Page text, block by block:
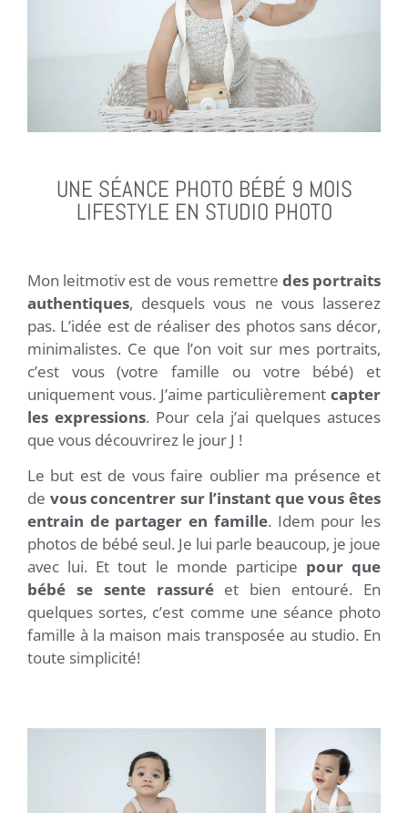
UNE SÉANCE PHOTO BÉBÉ 9 MOIS
LIFESTYLE EN STUDIO PHOTO
Mon leitmotiv est de vous remettre des portraits
authentiques, desquels vous ne vous lasserez
pas. L’idée est de réaliser des photos sans décor,
minimalistes. Ce que l’on voit sur mes portraits,
c’est vous (votre famille ou votre bébé) et
uniquement vous. J’aime particulièrement capter
les expressions. Pour cela j’ai quelques astuces
que vous découvrirez le jour J !
Le but est de vous faire oublier ma présence et
de vous concentrer sur l’instant que vous êtes
entrain de partager en famille. Idem pour les
photos de bébé seul. Je lui parle beaucoup, je joue
avec lui. Et tout le monde participe pour que
bébé se sente rassuréet bien entouré. En
quelques sortes, c’est comme une séance photo
famille à la maison mais transposée au studio. En
toute simplicité!